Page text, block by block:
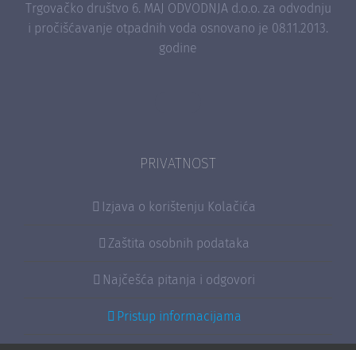
Trgovačko društvo 6. MAJ ODVODNJA d.o.o. za odvodnju
i pročišćavanje otpadnih voda osnovano je 08.11.2013.
godine
PRIVATNOST
Izjava o korištenju Kolačića
Zaštita osobnih podataka
Najčešća pitanja i odgovori
Pristup informacijama